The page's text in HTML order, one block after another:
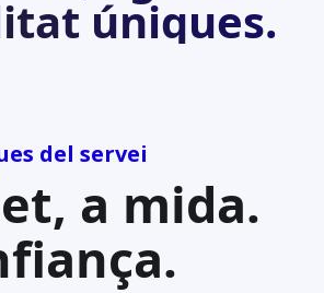
úniques.
del servei
a mida.